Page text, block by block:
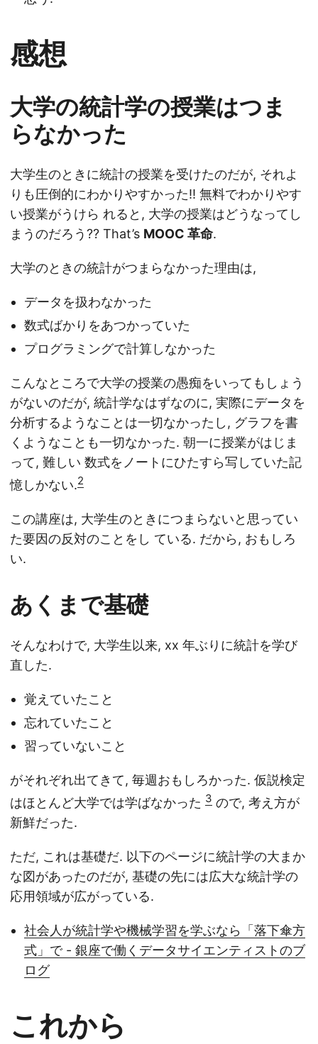
感想
大学の統計学の授業はつま
らなかった
大学生のときに統計の授業を受けたのだが, それよ
りも圧倒的にわかりやすかった!! 無料でわかりやす
い授業がうけら れると, 大学の授業はどうなってし
まうのだろう?? That’s MOOC 革命.
大学のときの統計がつまらなかった理由は,
データを扱わなかった
数式ばかりをあつかっていた
プログラミングで計算しなかった
こんなところで大学の授業の愚痴をいってもしょう
がないのだが, 統計学なはずなのに, 実際にデータを
分析するようなことは一切なかったし, グラフを書
くようなことも一切なかった. 朝一に授業がはじま
って, 難しい 数式をノートにひたすら写していた記
憶しかない.2
この講座は, 大学生のときにつまらないと思ってい
た要因の反対のことをし ている. だから, おもしろ
い.
あくまで基礎
そんなわけで, 大学生以来, xx 年ぶりに統計を学び
直した.
覚えていたこと
忘れていたこと
習っていないこと
がそれぞれ出てきて, 毎週おもしろかった. 仮説検定
はほとんど大学では学ばなかった 3 ので, 考え方が
新鮮だった.
ただ, これは基礎だ. 以下のページに統計学の大まか
な図があったのだが, 基礎の先には広大な統計学の
応用領域が広がっている.
社会人が統計学や機械学習を学ぶなら「落下傘方
式」で - 銀座で働くデータサイエンティストのブ
ログ
これから